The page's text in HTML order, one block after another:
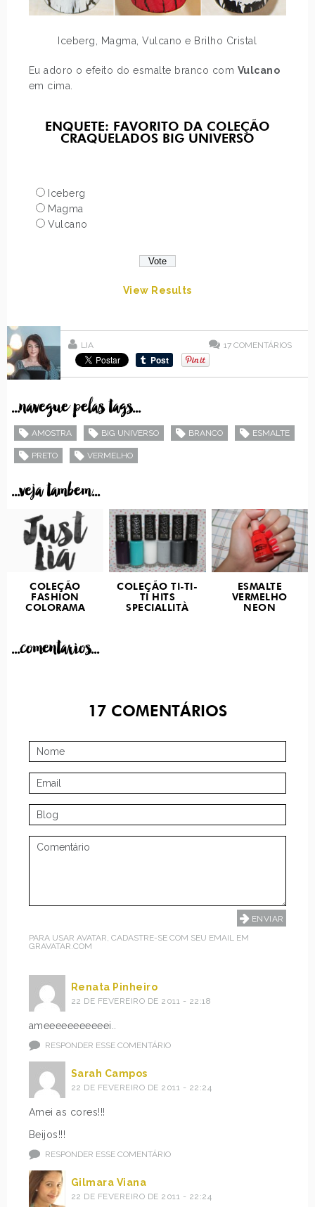
Iceberg, Magma, Vulcano e Brilho Cristal
Eu adoro o efeito do esmalte branco com Vulcano
em cima.
ENQUETE: FAVORITO DA COLEÇÃO
CRAQUELADOS BIG UNIVERSO
Iceberg
Magma
Vulcano
View Results
LIA 17 COMENTÁRIOS
...navegue pelas tags...
AMOSTRA BIG UNIVERSO BRANCO ESMALTE
PRETO VERMELHO
...veja tambem...
COLEÇÃO
FASHION
COLORAMA
COLEÇÃO TI-TI-
TI HITS
SPECIALLITÀ
ESMALTE
VERMELHO
NEON
...comentarios...
17 COMENTÁRIOS
PARA USAR AVATAR, CADASTRE-SE COM SEU EMAIL EM
GRAVATAR.COM
Renata Pinheiro
22 DE FEVEREIRO DE 2011 - 22:18
ameeeeeeeeeeei..
RESPONDER ESSE COMENTÁRIO
Sarah Campos
22 DE FEVEREIRO DE 2011 - 22:24
Amei as cores!!!
Beijos!!!
RESPONDER ESSE COMENTÁRIO
Gilmara Viana
22 DE FEVEREIRO DE 2011 - 22:24